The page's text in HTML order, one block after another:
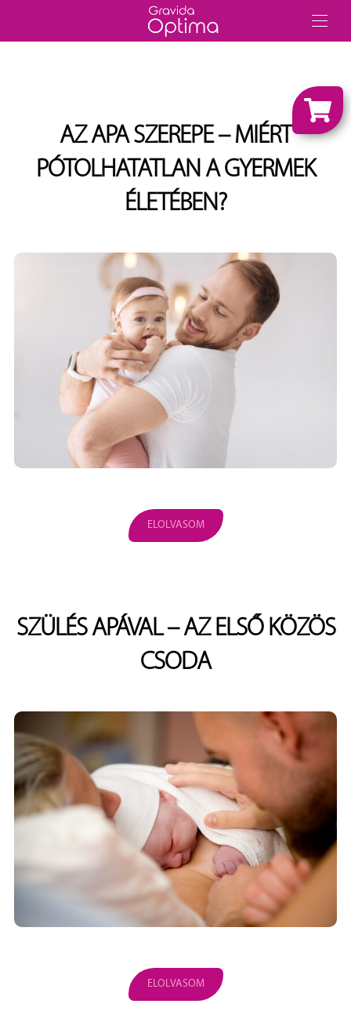
AZ APA SZEREPE – MIÉRT
PÓTOLHATATLAN A GYERMEK
ÉLETÉBEN?
ELOLVASOM
SZÜLÉS APÁVAL – AZ ELSŐ KÖZÖS
CSODA
ELOLVASOM